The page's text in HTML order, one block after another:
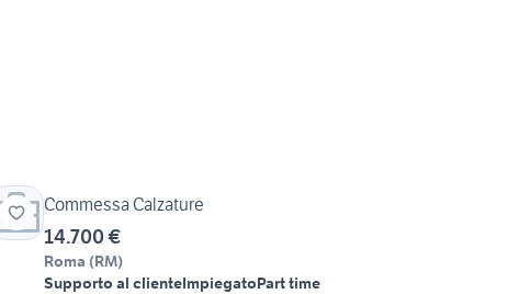
Commessa Calzature
14.700 €
Roma (RM)
Supporto al clienteImpiegatoPart time